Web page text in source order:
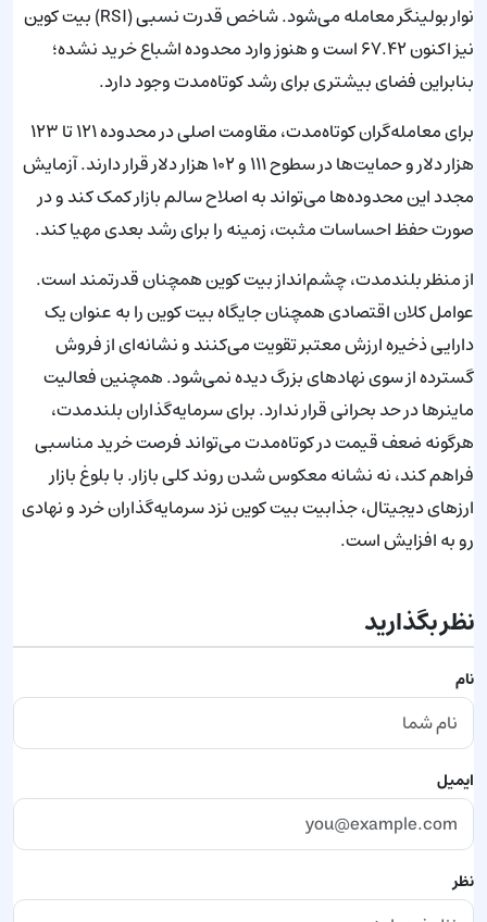
نوار بولینگر معامله می‌شود. شاخص قدرت نسبی (RSI) بیت کوین
نیز اکنون ۶۷.۴۲ است و هنوز وارد محدوده اشباع خرید نشده؛
بنابراین فضای بیشتری برای رشد کوتاه‌مدت وجود دارد.
برای معامله‌گران کوتاه‌مدت، مقاومت اصلی در محدوده ۱۲۱ تا ۱۲۳
هزار دلار و حمایت‌ها در سطوح ۱۱۱ و ۱۰۲ هزار دلار قرار دارند. آزمایش
مجدد این محدوده‌ها می‌تواند به اصلاح سالم بازار کمک کند و در
صورت حفظ احساسات مثبت، زمینه را برای رشد بعدی مهیا کند.
از منظر بلندمدت، چشم‌انداز بیت کوین همچنان قدرتمند است.
عوامل کلان اقتصادی همچنان جایگاه بیت کوین را به عنوان یک
دارایی ذخیره ارزش معتبر تقویت می‌کنند و نشانه‌ای از فروش
گسترده از سوی نهادهای بزرگ دیده نمی‌شود. همچنین فعالیت
ماینرها در حد بحرانی قرار ندارد. برای سرمایه‌گذاران بلندمدت،
هرگونه ضعف قیمت در کوتاه‌مدت می‌تواند فرصت خرید مناسبی
فراهم کند، نه نشانه معکوس شدن روند کلی بازار. با بلوغ بازار
ارزهای دیجیتال، جذابیت بیت کوین نزد سرمایه‌گذاران خرد و نهادی
رو به افزایش است.
نظر بگذارید
نام
ایمیل
نظر